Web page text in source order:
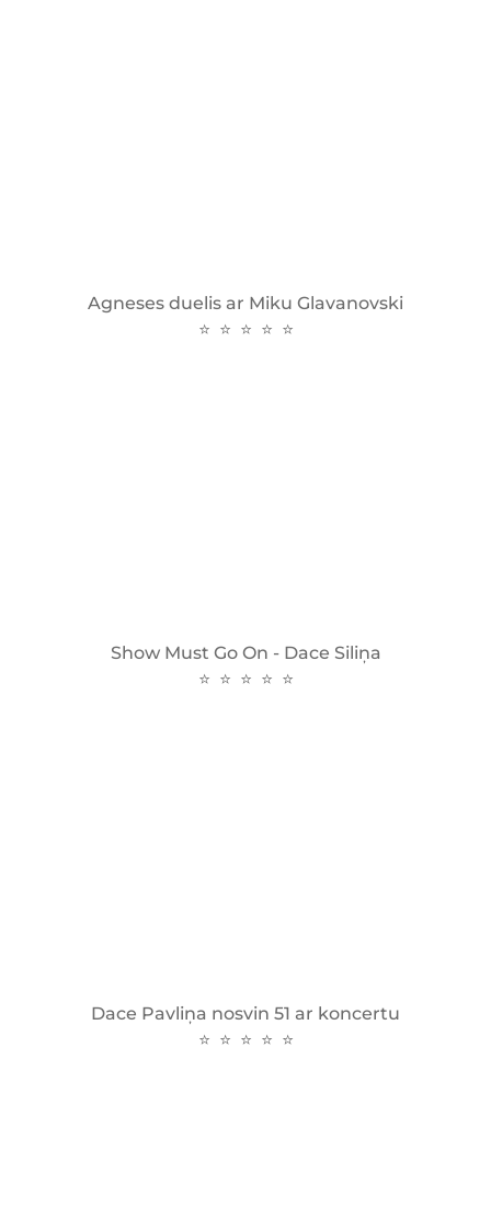
Agneses duelis ar Miku Glavanovski
⭐ ⭐ ⭐ ⭐ ⭐
Show Must Go On - Dace Siliņa
⭐ ⭐ ⭐ ⭐ ⭐
Dace Pavliņa nosvin 51 ar koncertu
⭐ ⭐ ⭐ ⭐ ⭐